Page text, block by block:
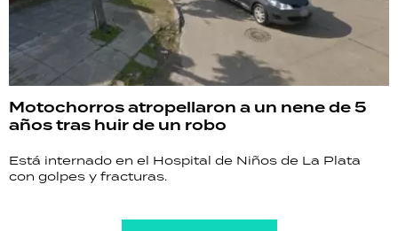
Motochorros atropellaron a un nene de 5
años tras huir de un robo
Está internado en el Hospital de Niños de La Plata
con golpes y fracturas.